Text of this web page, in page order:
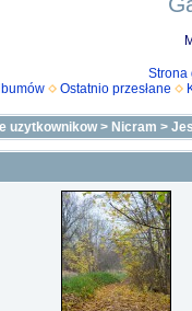
Strona
Ostatnio przesłane
uzytkownikow> Nicram >